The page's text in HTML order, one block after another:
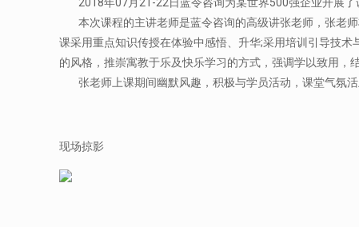
本次课程的主讲老师是蓝令咨询的高级讲张老师，张老师
课采用重点知识传授在体验中感悟、升华;采用培训引导技
的风格，推崇寓教于乐及快乐学习的方式，强调学以致用，
张老师上课期间幽默风趣，积极与学员活动，课堂气氛活
现场掠影